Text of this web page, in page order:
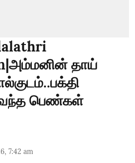
தாய்
வந்த பெண்கள்
7:42 am